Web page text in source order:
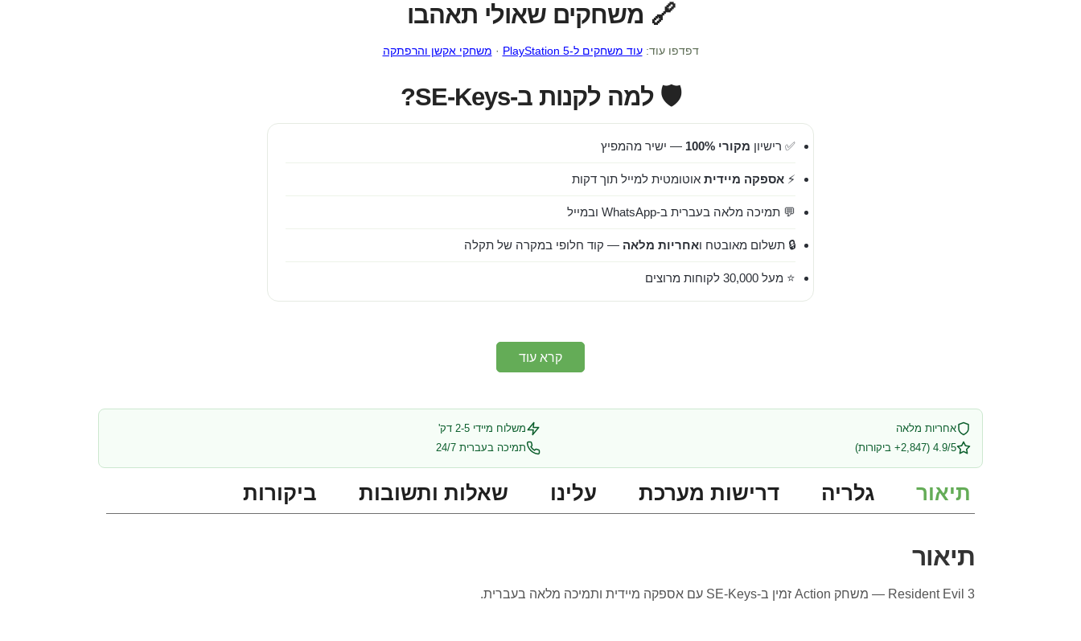
🔗 משחקים שאולי תאהבו
דפדפו עוד:עוד משחקים ל-PlayStation 5 · משחקי אקשן והרפתקה
🛡️ למה לקנות ב-SE-Keys?
✅ רישיון מקורי 100% — ישיר מהמפיץ
⚡ אספקה מיידית אוטומטית למייל תוך דקות
💬 תמיכה מלאה בעברית ב-WhatsApp ובמייל
🔒 תשלום מאובטח ואחריות מלאה — קוד חלופי במקרה של תקלה
⭐ מעל 30,000 לקוחות מרוצים
קרא עוד
אחריות מלאה
משלוח מיידי 2-5 דק'
4.9/5 (2,847+ ביקורות)
תמיכה בעברית 24/7
תיאור גלריה דרישות מערכת עלינו שאלות ותשובות ביקורות
תיאור
Resident Evil 3 — משחק Action זמין ב-SE-Keys עם אספקה מיידית ותמיכה מלאה בעברית.